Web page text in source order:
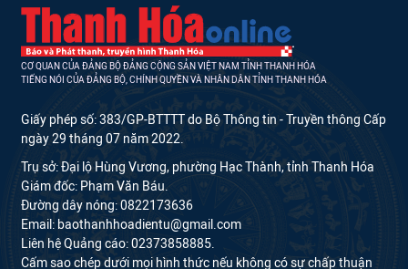
CƠ QUAN CỦA ĐẢNG BỘ ĐẢNG CỘNG SẢN VIỆT NAM TỈNH THANH HÓA
TIẾNG NÓI CỦA ĐẢNG BỘ, CHÍNH QUYỀN VÀ NHÂN DÂN TỈNH THANH HÓA
Giấy phép số: 383/GP-BTTTT do Bộ Thông tin - Truyền thông Cấp
ngày 29 tháng 07 năm 2022.
Trụ sở: Đại lộ Hùng Vương, phường Hạc Thành, tỉnh Thanh Hóa
Giám đốc: Phạm Văn Báu.
Đường dây nóng: 0822173636
Email: baothanhhoadientu@gmail.com
Liên hệ Quảng cáo: 02373858885.
Cấm sao chép dưới mọi hình thức nếu không có sự chấp thuận